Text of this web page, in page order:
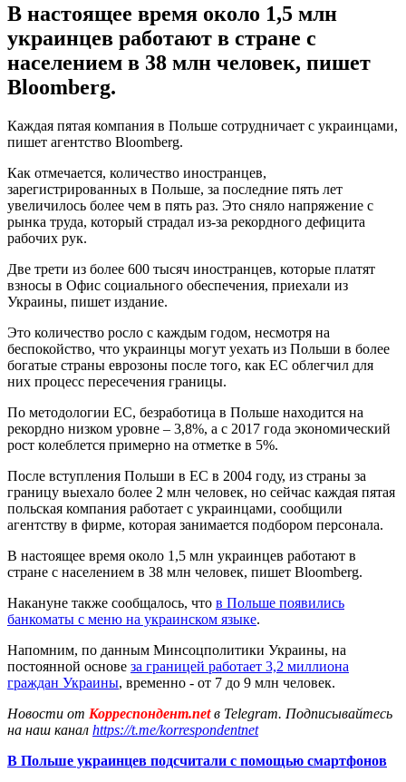
В настоящее время около 1,5 млн
украинцев работают в стране с
населением в 38 млн человек, пишет
Bloomberg.
Каждая пятая компания в Польше сотрудничает с украинцами,
пишет агентство Bloomberg.
Как отмечается, количество иностранцев,
зарегистрированных в Польше, за последние пять лет
увеличилось более чем в пять раз. Это сняло напряжение с
рынка труда, который страдал из-за рекордного дефицита
рабочих рук.
Две трети из более 600 тысяч иностранцев, которые платят
взносы в Офис социального обеспечения, приехали из
Украины, пишет издание.
Это количество росло с каждым годом, несмотря на
беспокойство, что украинцы могут уехать из Польши в более
богатые страны еврозоны после того, как ЕС облегчил для
них процесс пересечения границы.
По методологии ЕС, безработица в Польше находится на
рекордно низком уровне – 3,8%, а с 2017 года экономический
рост колеблется примерно на отметке в 5%.
После вступления Польши в ЕС в 2004 году, из страны за
границу выехало более 2 млн человек, но сейчас каждая пятая
польская компания работает с украинцами, сообщили
агентству в фирме, которая занимается подбором персонала.
В настоящее время около 1,5 млн украинцев работают в
стране с населением в 38 млн человек, пишет Bloomberg.
Накануне также сообщалось, что в Польше появились
банкоматы с меню на украинском языке.
Напомним, по данным Минсоцполитики Украины, на
постоянной основе за границей работает 3,2 миллиона
граждан Украины, временно - от 7 до 9 млн человек.
Новости от Корреспондент.netв Telegram. Подписывайтесь
на наш канал https://t.me/korrespondentnet
В Польше украинцев подсчитали с помощью смартфонов